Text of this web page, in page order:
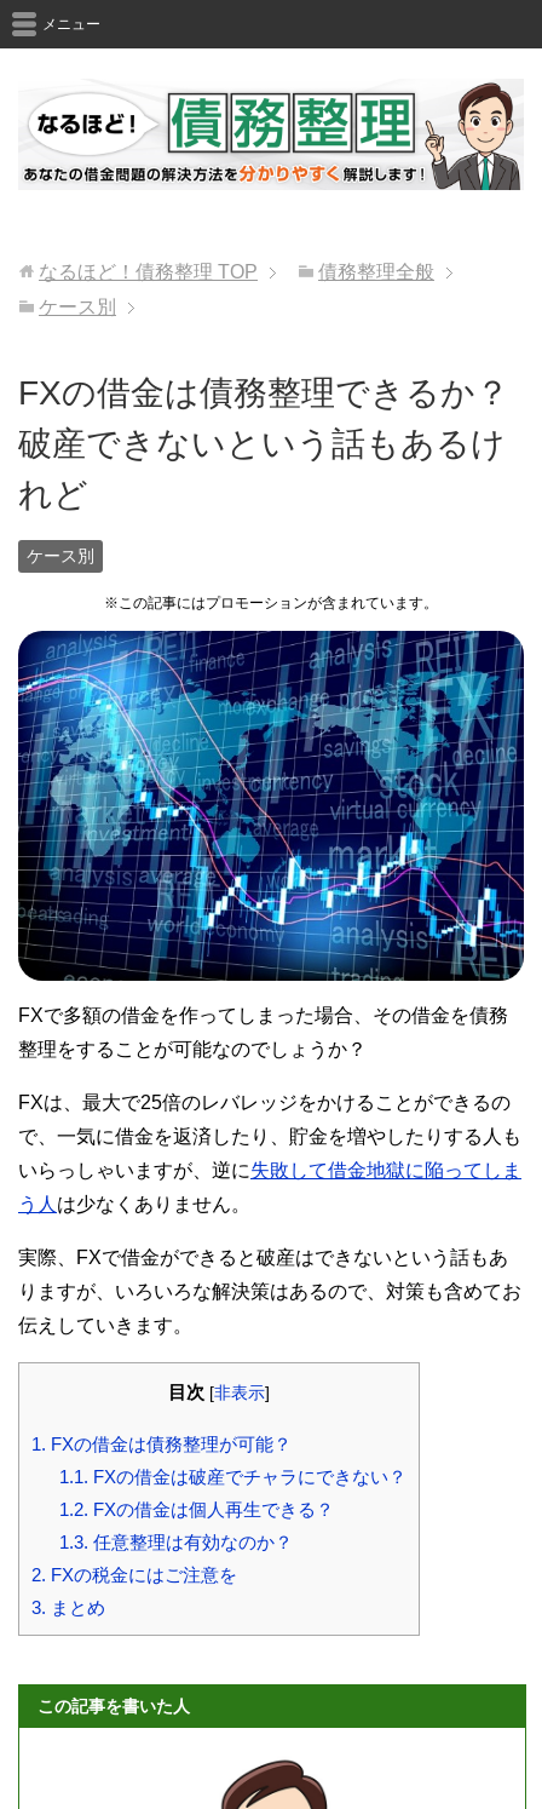
メニュー
なるほど！債務整理 TOP
債務整理全般
ケース別
FXの借金は債務整理できるか？
破産できないという話もあるけ
れど
ケース別
※この記事にはプロモーションが含まれています。
FXで多額の借金を作ってしまった場合、その借金を債務
整理をすることが可能なのでしょうか？
FXは、最大で25倍のレバレッジをかけることができるの
で、一気に借金を返済したり、貯金を増やしたりする人も
いらっしゃいますが、逆に失敗して借金地獄に陥ってしま
う人は少なくありません。
実際、FXで借金ができると破産はできないという話もあ
りますが、いろいろな解決策はあるので、対策も含めてお
伝えしていきます。
目次 [非表示]
1. FXの借金は債務整理が可能？
1.1. FXの借金は破産でチャラにできない？
1.2. FXの借金は個人再生できる？
1.3. 任意整理は有効なのか？
2. FXの税金にはご注意を
3. まとめ
この記事を書いた人